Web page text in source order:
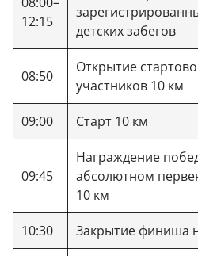
12:15
детских забегов
08:50
Открытие
участников 10 км
09:00 Старт 10 км
09:45
Награждение
абсолютном
10 км
10:30 Закрытие финиша